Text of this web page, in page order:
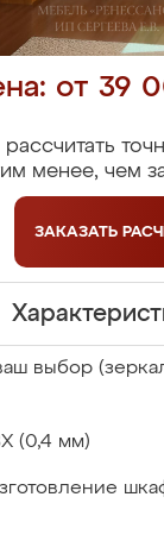
от 39
менее, чем
ЗАКАЗАТЬ
выбор
(0,4 мм)